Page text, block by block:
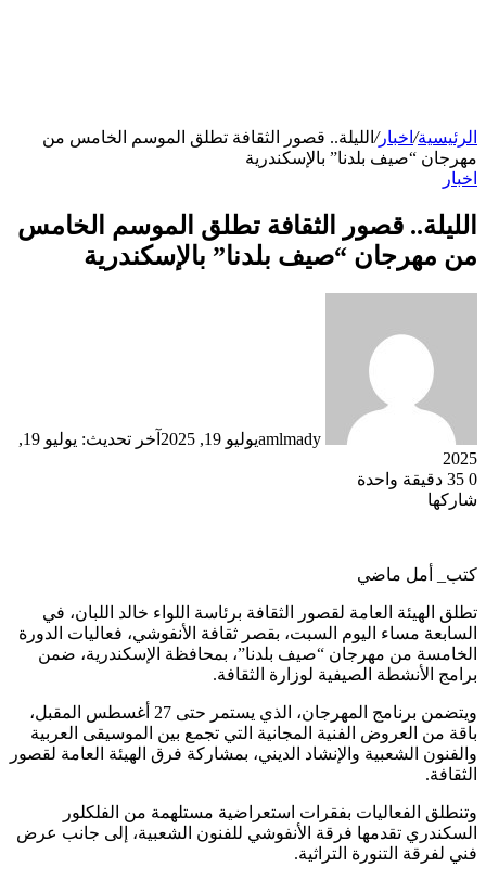
الرئيسية/ اخبار/ الليلة.. قصور الثقافة تطلق الموسم الخامس من
مهرجان “صيف بلدنا” بالإسكندرية
اخبار
الليلة.. قصور الثقافة تطلق الموسم الخامس
من مهرجان “صيف بلدنا” بالإسكندرية
amlmadyيوليو 19, 2025
آخر تحديث: يوليو 19,
2025
0
دقيقة واحدة
شاركها
كتب_ أمل ماضي
تطلق الهيئة العامة لقصور الثقافة برئاسة اللواء خالد اللبان، في
السابعة مساء اليوم السبت، بقصر ثقافة الأنفوشي، فعاليات الدورة
الخامسة من مهرجان “صيف بلدنا”، بمحافظة الإسكندرية، ضمن
برامج الأنشطة الصيفية لوزارة الثقافة.
ويتضمن برنامج المهرجان، الذي يستمر حتى 27 أغسطس المقبل،
باقة من العروض الفنية المجانية التي تجمع بين الموسيقى العربية
والفنون الشعبية والإنشاد الديني، بمشاركة فرق الهيئة العامة لقصور
الثقافة.
وتنطلق الفعاليات بفقرات استعراضية مستلهمة من الفلكلور
السكندري تقدمها فرقة الأنفوشي للفنون الشعبية، إلى جانب عرض
فني لفرقة التنورة التراثية.